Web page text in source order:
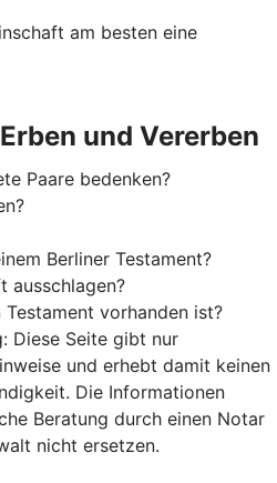
am besten eine
und Vererben
Paare bedenken?
Berliner Testament?
ausschlagen?
vorhanden ist?
Diese Seite gibt nur
und erhebt damit keinen
Die Informationen
Beratung durch einen Notar
nicht ersetzen.